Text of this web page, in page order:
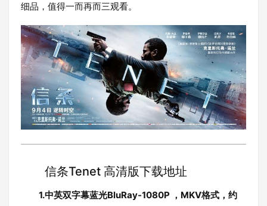
细品，值得一而再而三观看。
信条Tenet 高清版下载地址
1.中英双字幕蓝光BluRay-1080P ，MKV格式，约